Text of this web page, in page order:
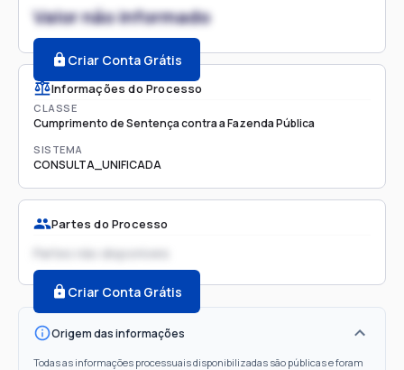
Valor não informado
Criar Conta Grátis
Informações do Processo
CLASSE
Cumprimento de Sentença contra a Fazenda Pública
SISTEMA
CONSULTA_UNIFICADA
Partes do Processo
Partes não disponíveis
Criar Conta Grátis
Origem das informações
Todas as informações processuais disponibilizadas são públicas e foram